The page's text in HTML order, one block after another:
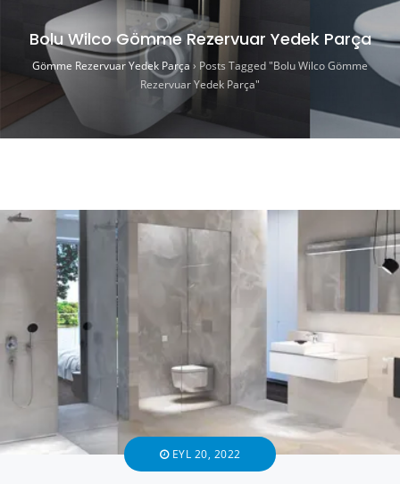
Bolu Wilco Gömme Rezervuar Yedek Parça
Gömme Rezervuar Yedek Parça› Posts Tagged "Bolu Wilco Gömme
Rezervuar Yedek Parça"
EYL 20, 2022